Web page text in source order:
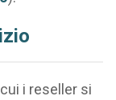
i reseller si